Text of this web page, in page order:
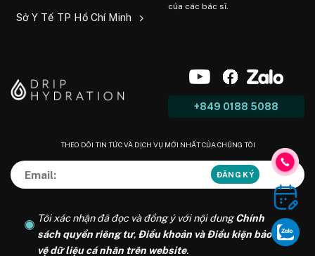
Sở Y Tế TP Hồ Chí Minh
của các bác sĩ.
+849 0188 5088
THEO DÕI TIN TỨC VÀ DỊCH VỤ MỚI NHẤT CỦA CHÚNG TÔI
Tôi xác nhận đã đọc và đồng ý với nội dungChính
sách quyền riêng tư, Điều khoản và Điều kiện bảo
vệ dữ liệu cá nhân trên website.